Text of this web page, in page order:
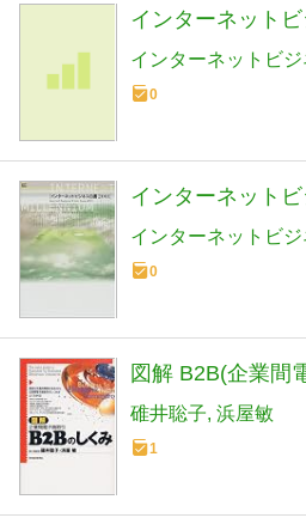
インターネットビ
インターネットビ
0
インターネットビ
インターネットビ
0
図解 B2B(企業間
碓井聡子 浜屋敏
1